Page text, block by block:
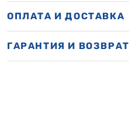
ОПЛАТА И ДОСТАВКА
ГАРАНТИЯ И ВОЗВРАТ